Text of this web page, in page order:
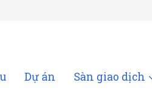
Dự án Sàn giao dịch